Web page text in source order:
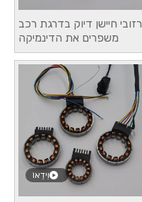
רזובי חיישן דיוק בדרגת רכב
משפרים את הדינמיקה
והשליטה של ​​הרכב
וִידֵאוֹ